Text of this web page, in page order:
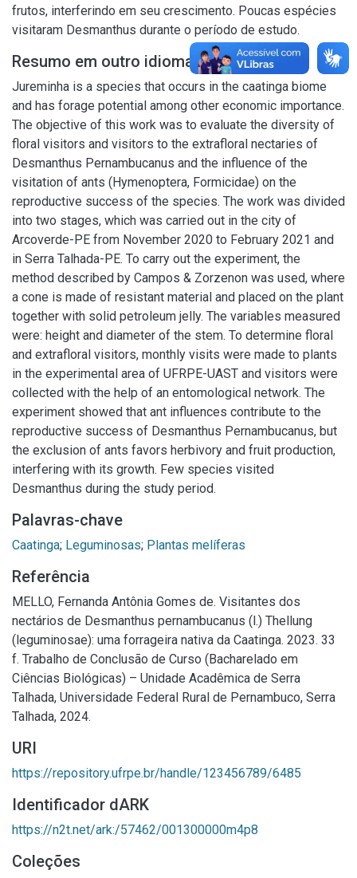
frutos, interferindo em seu crescimento. Poucas espécies
visitaram Desmanthus durante o período de estudo.
Resumo em outro idioma
Jureminha is a species that occurs in the caatinga biome
and has forage potential among other economic importance.
The objective of this work was to evaluate the diversity of
floral visitors and visitors to the extrafloral nectaries of
Desmanthus Pernambucanus and the influence of the
visitation of ants (Hymenoptera, Formicidae) on the
reproductive success of the species. The work was divided
into two stages, which was carried out in the city of
Arcoverde-PE from November 2020 to February 2021 and
in Serra Talhada-PE. To carry out the experiment, the
method described by Campos & Zorzenon was used, where
a cone is made of resistant material and placed on the plant
together with solid petroleum jelly. The variables measured
were: height and diameter of the stem. To determine floral
and extrafloral visitors, monthly visits were made to plants
in the experimental area of UFRPE-UAST and visitors were
collected with the help of an entomological network. The
experiment showed that ant influences contribute to the
reproductive success of Desmanthus Pernambucanus, but
the exclusion of ants favors herbivory and fruit production,
interfering with its growth. Few species visited
Desmanthus during the study period.
Palavras-chave
Caatinga; Leguminosas; Plantas melíferas
Referência
MELLO, Fernanda Antônia Gomes de. Visitantes dos
nectários de Desmanthus pernambucanus (l.) Thellung
(leguminosae): uma forrageira nativa da Caatinga. 2023. 33
f. Trabalho de Conclusão de Curso (Bacharelado em
Ciências Biológicas) – Unidade Acadêmica de Serra
Talhada, Universidade Federal Rural de Pernambuco, Serra
Talhada, 2024.
URI
https://repository.ufrpe.br/handle/123456789/6485
Identificador dARK
https://n2t.net/ark:/57462/001300000m4p8
Coleções